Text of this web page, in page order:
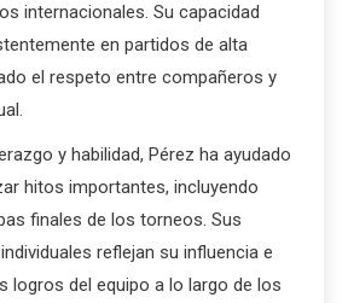
internacionales. Su capacidad
en partidos de alta
el respeto entre compañeros y
y habilidad, Pérez ha ayudado
hitos importantes, incluyendo
finales de los torneos. Sus
reflejan su influencia e
logros del equipo a lo largo de los